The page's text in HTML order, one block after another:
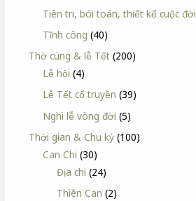
Tiên tri, bói toán, thiết kế cuộc đời
Tĩnh công (40)
Thờ cúng & lễ Tết (200)
Lễ hội (4)
Lễ Tết cổ truyền (39)
Nghi lễ vòng đời (5)
Thời gian & Chu kỳ (100)
Can Chi (30)
Địa chi (24)
Thiên Can (2)